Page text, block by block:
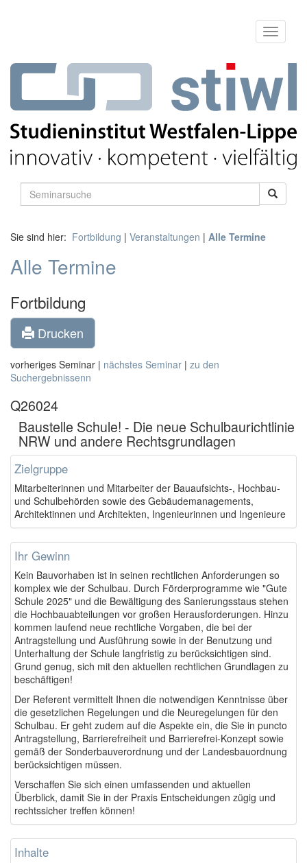
Sie sind hier: Fortbildung | Veranstaltungen | Alle Termine
Alle Termine
Fortbildung
Drucken
vorheriges Seminar | nächstes Seminar | zu den
Suchergebnissenn
Q26024
Baustelle Schule! - Die neue Schulbaurichtlinie
NRW und andere Rechtsgrundlagen
Zielgruppe
Mitarbeiterinnen und Mitarbeiter der Bauaufsichts-, Hochbau-
und Schulbehörden sowie des Gebäudemanagements,
Architektinnen und Architekten, Ingenieurinnen und Ingenieure
Ihr Gewinn
Kein Bauvorhaben ist in seinen rechtlichen Anforderungen so
komplex wie der Schulbau. Durch Förderprogramme wie "Gute
Schule 2025" und die Bewältigung des Sanierungsstaus stehen
die Hochbauabteilungen vor großen Herausforderungen. Hinzu
kommen laufend neue rechtliche Vorgaben, die bei der
Antragstellung und Ausführung sowie in der Benutzung und
Unterhaltung der Schule langfristig zu berücksichtigen sind.
Grund genug, sich mit den aktuellen rechtlichen Grundlagen zu
beschäftigen!
Der Referent vermittelt Ihnen die notwendigen Kenntnisse über
die gesetzlichen Regelungen und die Neuregelungen für den
Schulbau. Er geht zudem auf die Aspekte ein, die Sie in puncto
Antragstellung, Barrierefreiheit und Barrierefrei-Konzept sowie
gemäß der Sonderbauverordnung und der Landesbauordnung
berücksichtigen müssen.
Verschaffen Sie sich einen umfassenden und aktuellen
Überblick, damit Sie in der Praxis Entscheidungen zügig und
rechtssicher treffen können!
Inhalte